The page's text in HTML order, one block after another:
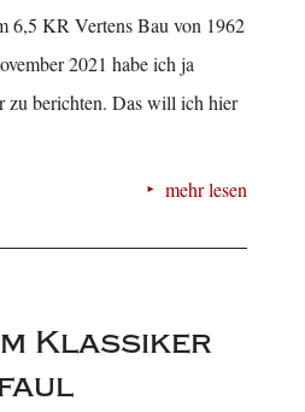
6,5 KR Vertens Bau von 1962
2021 habe ich ja
zu berichten. Das will ich hier
mehr lesen
Klassiker